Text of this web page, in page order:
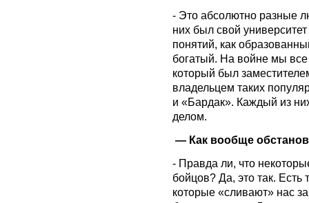
- Это абсолютно разные
них был свой
понятий, как
богатый. На войне мы
который был
владельцем таких
и «Бардак». Каждый из
делом.
— Как вообще
- Правда ли, что
бойцов? Да, это так.
которые «сливают» нас